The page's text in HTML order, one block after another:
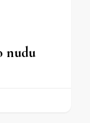
nudu